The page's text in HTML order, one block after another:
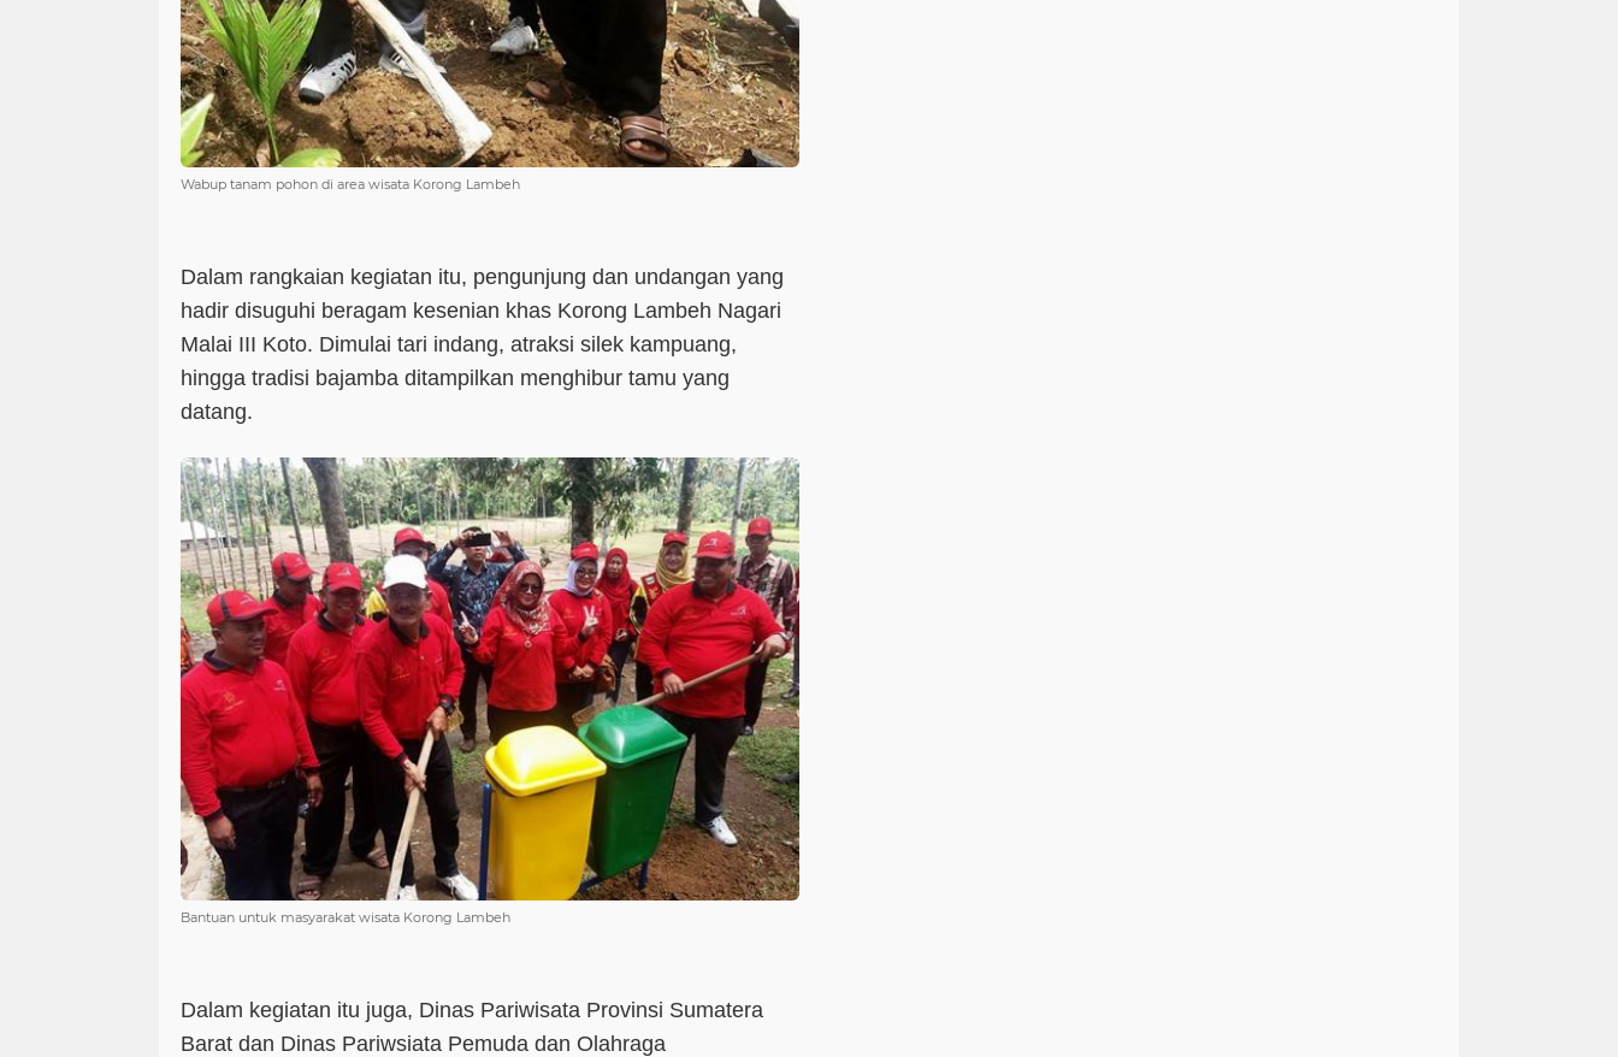
Wabup tanam pohon di area wisata Korong Lambeh
Dalam rangkaian kegiatan itu, pengunjung dan undangan yang
hadir disuguhi beragam kesenian khas Korong Lambeh Nagari
Malai III Koto. Dimulai tari indang, atraksi silek kampuang,
hingga tradisi bajamba ditampilkan menghibur tamu yang
datang.
Bantuan untuk masyarakat wisata Korong Lambeh
Dalam kegiatan itu juga, Dinas Pariwisata Provinsi Sumatera
Barat dan Dinas Pariwsiata Pemuda dan Olahraga